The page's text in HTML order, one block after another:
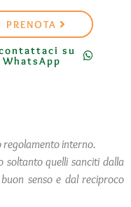
PRENOTA
su
WhatsApp
regolamento interno.
soltanto quelli sanciti dalla
senso e dal reciproco